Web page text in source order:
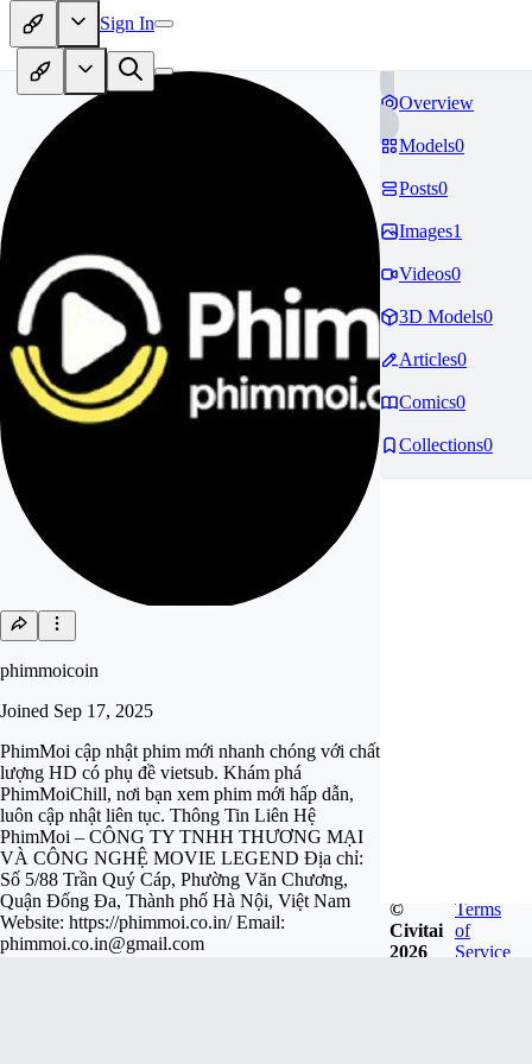
Sign In
phimmoicoin
Joined Sep 17, 2025
PhimMoi cập nhật phim mới nhanh chóng với chất
lượng HD có phụ đề vietsub. Khám phá
PhimMoiChill, nơi bạn xem phim mới hấp dẫn,
luôn cập nhật liên tục. Thông Tin Liên Hệ
PhimMoi – CÔNG TY TNHH THƯƠNG MẠI
VÀ CÔNG NGHỆ MOVIE LEGEND Địa chỉ:
Số 5/88 Trần Quý Cáp, Phường Văn Chương,
Quận Đống Đa, Thành phố Hà Nội, Việt Nam
Website: https://phimmoi.co.in/ Email:
phimmoi.co.in@gmail.com
Overview
Models0
Posts0
Images1
Videos0
3D Models0
Articles0
Comics0
Collections0
©
Civitai
2026
Terms
of
Service